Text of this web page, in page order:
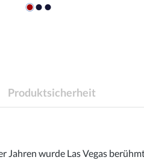
Produktsicherheit
Jahren wurde Las Vegas